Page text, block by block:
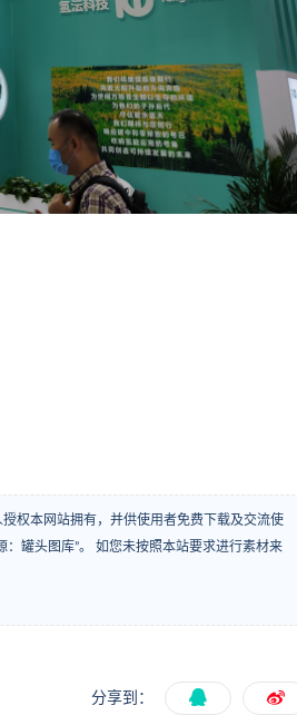
权本网站拥有，并供使用者免费下载及交流使
罐头图库”。 如您未按照本站要求进行素材来
分享到：